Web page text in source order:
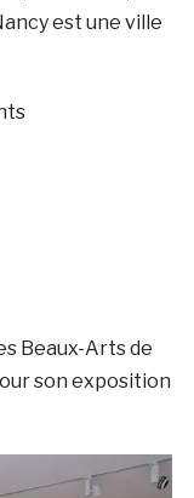
est une ville
Beaux-Arts de
son exposition